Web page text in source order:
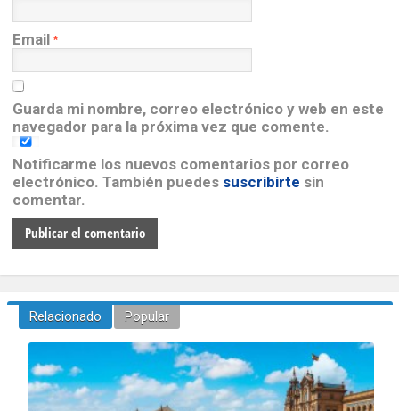
Email *
Guarda mi nombre, correo electrónico y web en este
navegador para la próxima vez que comente.
Notificarme los nuevos comentarios por correo
electrónico. También puedes suscribirte sin
comentar.
Relacionado Popular